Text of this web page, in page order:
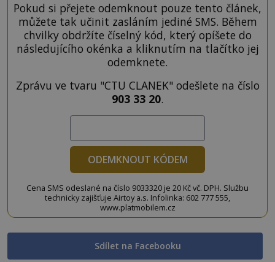
Pokud si přejete odemknout pouze tento článek,
můžete tak učinit zasláním jediné SMS. Během
chvilky obdržíte číselný kód, který opíšete do
následujícího okénka a kliknutím na tlačítko jej
odemknete.
Zprávu ve tvaru "CTU CLANEK" odešlete na číslo
903 33 20.
ODEMKNOUT KÓDEM
Cena SMS odeslané na číslo 9033320 je 20 Kč vč. DPH. Službu
technicky zajišťuje Airtoy a.s. Infolinka: 602 777 555,
www.platmobilem.cz
Sdílet na Facebooku